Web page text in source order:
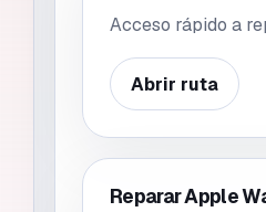
Acceso rápido a
Abrir ruta
Reparar Apple